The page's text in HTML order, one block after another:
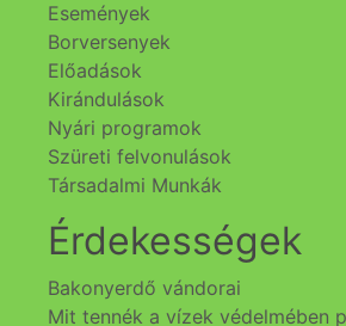
Események
Borversenyek
Előadások
Kirándulások
Nyári programok
Szüreti felvonulások
Társadalmi Munkák
Érdekességek
Bakonyerdő vándorai
Mit tennék a vízek védelmében